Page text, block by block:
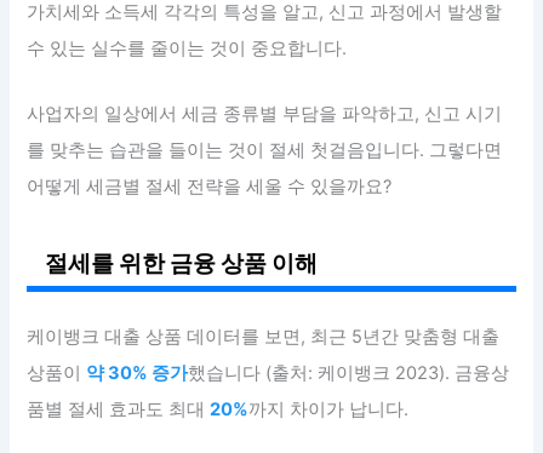
가치세와 소득세 각각의 특성을 알고, 신고 과정에서 발생할
수 있는 실수를 줄이는 것이 중요합니다.
사업자의 일상에서 세금 종류별 부담을 파악하고, 신고 시기
를 맞추는 습관을 들이는 것이 절세 첫걸음입니다. 그렇다면
어떻게 세금별 절세 전략을 세울 수 있을까요?
절세를 위한 금융 상품 이해
케이뱅크 대출 상품 데이터를 보면, 최근 5년간 맞춤형 대출
상품이 약 30% 증가했습니다 (출처: 케이뱅크 2023). 금융상
품별 절세 효과도 최대20%까지 차이가 납니다.